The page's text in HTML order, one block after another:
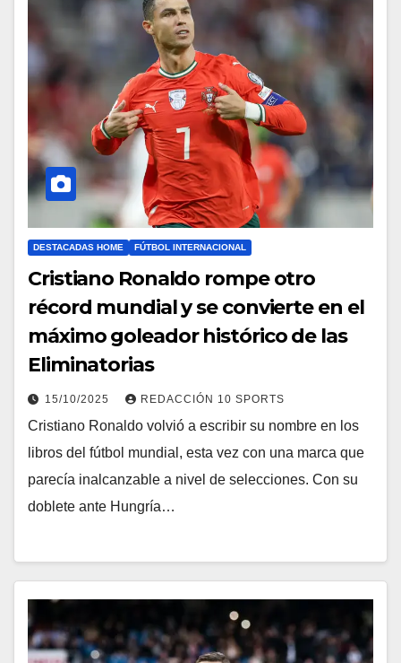
DESTACADAS HOME FÚTBOL INTERNACIONAL
Cristiano Ronaldo rompe otro
récord mundial y se convierte en el
máximo goleador histórico de las
Eliminatorias
15/10/2025 REDACCIÓN 10 SPORTS
Cristiano Ronaldo volvió a escribir su nombre en los
libros del fútbol mundial, esta vez con una marca que
parecía inalcanzable a nivel de selecciones. Con su
doblete ante Hungría…